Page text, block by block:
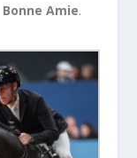
Bonne Amie.